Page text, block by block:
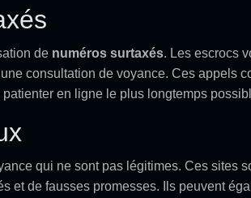
de numéros surtaxés. Les escrocs
consultation de voyance. Ces appels
en ligne le plus longtemps
qui ne sont pas légitimes. Ces sites
et de fausses promesses. Ils peuvent